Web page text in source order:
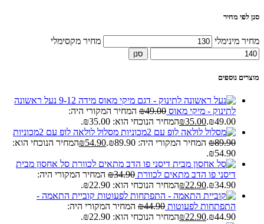
סנן לפי מחיר
מחיר מינימלי מחיר מקסימלי
סנן
מוצרים נוספים
נעל ראשונה
לתינוק - מיקי מאוס
₪49.00
המחיר המקורי היה:
₪49.00.
₪35.00
המחיר הנוכחי הוא: ₪35.00.
מסלול לולאה לופ עם 2מכוניות
₪89.90 המחיר המקורי היה: ₪89.90. ₪54.90
המחיר הנוכחי הוא:
₪54.90.
סל אחסון מבית
דיסני פו הדב מתאים לכוורת
₪34.90
המחיר המקורי היה:
₪34.90.
₪22.90
המחיר הנוכחי הוא: ₪22.90.
קוביית התאמה -
התפתחות לפעוטות
₪44.90
המחיר המקורי היה:
₪44.90.
₪22.90
המחיר הנוכחי הוא: ₪22.90.